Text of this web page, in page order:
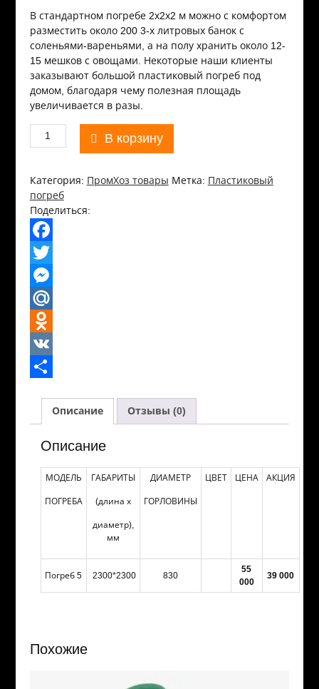
В стандартном погребе 2х2х2 м можно с комфортом
разместить около 200 3-х литровых банок с
соленьями-вареньями, а на полу хранить около 12-
15 мешков с овощами. Некоторые наши клиенты
заказывают большой пластиковый погреб под
домом, благодаря чему полезная площадь
увеличивается в разы.
Количество
товара
погреб
В корзину
Категория: ПромХоз товары Метка: Пластиковый
погреб
Поделиться:
F
a
c
b
o
T
w
M
s
s
M
aO
dV
Описание Отзывы (0)
Описание
МОДЕЛЬ
ПОГРЕБА
ГАБАРИТЫ
(длина х
диаметр),
мм
ДИАМЕТР
ГОРЛОВИНЫ
ЦВЕТ ЦЕНА АКЦИЯ
Погреб 5 2300*2300 830
55
000
39 000
Похожие